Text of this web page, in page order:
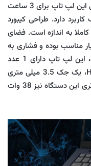
بسیار مناسب است. باتری لیتیومی 2 سلولی این لپ تاپ برای 3 ساعت
دارد. طراحی کیبورد
به اندازه است. فضای
مناسب بوده و فشاری به
مچ ها وارد نمی گردد. از لحاظ تعداد پورت، این لپ تاپ دارای 1 عدد
Type C، یک USB3، یک USB 2، یک HDMI، یک جک 3.5 میلی متری
صدا و یک درگاه حافظه می‌باشد. ظرفیت باتری این دستگاه نیز 38 وات